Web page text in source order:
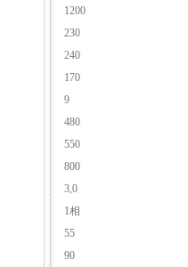
1200
230
240
170
9
480
550
800
3,0
1相
55
90